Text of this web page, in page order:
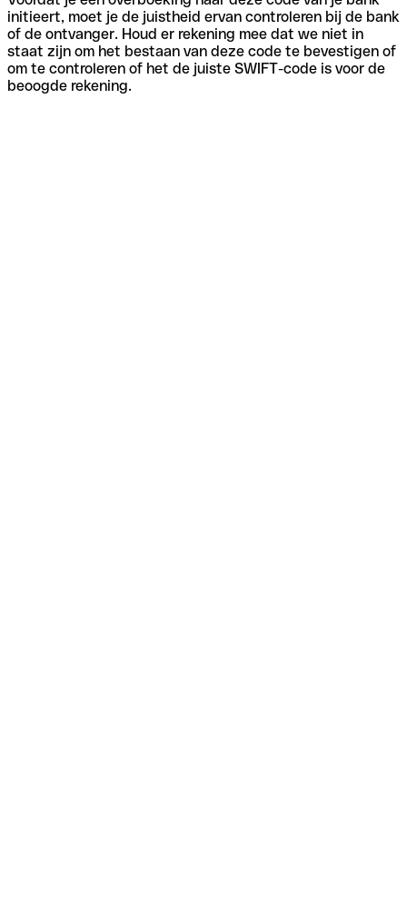
initieert, moet je de juistheid ervan controleren bij de bank
of de ontvanger. Houd er rekening mee dat we niet in
staat zijn om het bestaan van deze code te bevestigen of
om te controleren of het de juiste SWIFT-code is voor de
beoogde rekening.